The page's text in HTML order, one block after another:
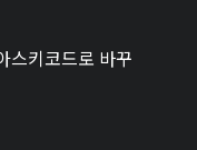
스키코드로 바꾸